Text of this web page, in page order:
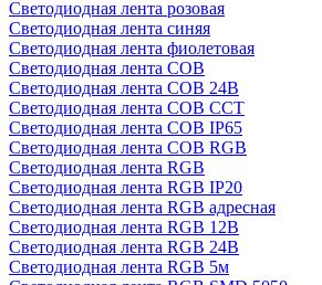
Светодиодная лента розовая
Светодиодная лента синяя
Светодиодная лента фиолетовая
Светодиодная лента COB
Светодиодная лента COB 24В
Светодиодная лента COB CCT
Светодиодная лента COB IP65
Светодиодная лента COB RGB
Светодиодная лента RGB
Светодиодная лента RGB IP20
Светодиодная лента RGB адресная
Светодиодная лента RGB 12В
Светодиодная лента RGB 24В
Светодиодная лента RGB 5м